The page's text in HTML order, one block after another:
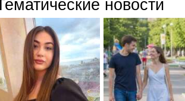
новости